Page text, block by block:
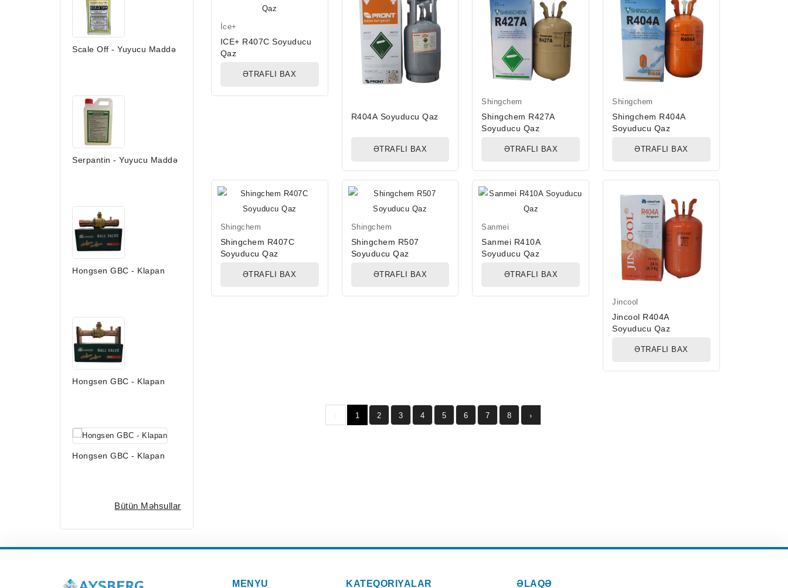
Scale Off - Yuyucu Maddə
Serpantin - Yuyucu Maddə
Hongsen GBC - Klapan
Hongsen GBC - Klapan
Hongsen GBC - Klapan
Bütün Məhsullar
İce+
ICE+ R407C Soyuducu
Qaz
ƏTRAFLI BAX
R404A Soyuducu Qaz
ƏTRAFLI BAX
Shingchem
Shingchem R427A
Soyuducu Qaz
ƏTRAFLI BAX
Shingchem
Shingchem R404A
Soyuducu Qaz
ƏTRAFLI BAX
Shingchem
Shingchem R407C
Soyuducu Qaz
ƏTRAFLI BAX
Shingchem
Shingchem R507
Soyuducu Qaz
ƏTRAFLI BAX
Sanmei
Sanmei R410A
Soyuducu Qaz
ƏTRAFLI BAX
Jincool
Jincool R404A
Soyuducu Qaz
ƏTRAFLI BAX
1 2 3 4 5 6 7 8 ›
MENYU KATEQORIYALAR ƏLAQƏ